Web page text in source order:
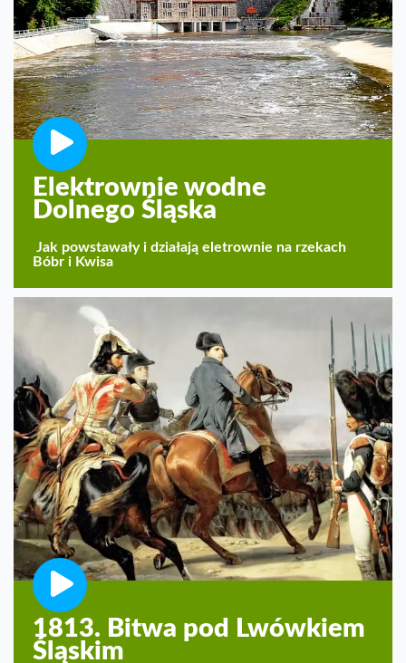
Elektrownie wodne
Dolnego Śląska
Jak powstawały i działają eletrownie na rzekach
Bóbr i Kwisa
1813. Bitwa pod Lwówkiem
Śląskim